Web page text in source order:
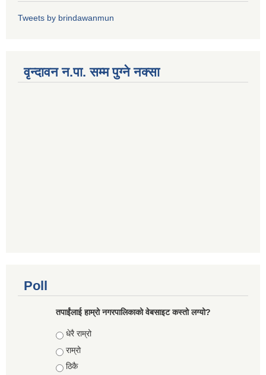
Tweets by brindawanmun
वृन्दावन न.पा. सम्म पुग्ने नक्सा
Poll
तपाईंलाई हाम्रो नगरपालिकाको वेबसाइट कस्तो लग्यो?
Choices
धेरै राम्रो
राम्रो
ठिकै